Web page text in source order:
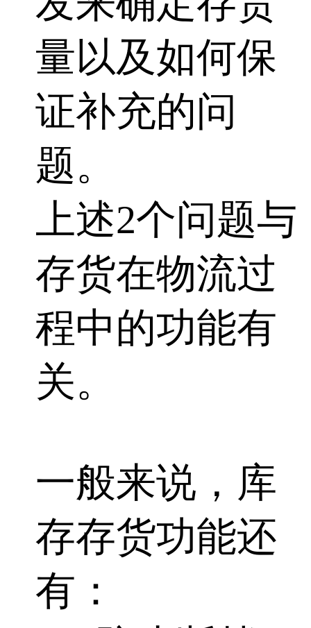
量以及如何保
证补充的问
题。
上述2个问题与
存货在物流过
程中的功能有
关。
一般来说，库
存存货功能还
有：